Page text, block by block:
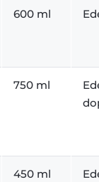
600 ml
750 ml
450 ml